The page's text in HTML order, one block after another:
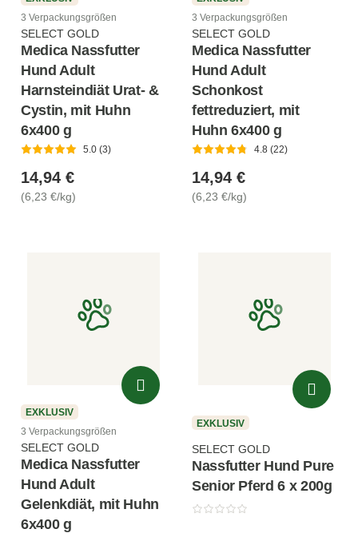
3 Verpackungsgrößen
SELECT GOLD
Medica Nassfutter
Hund Adult
Harnsteindiät Urat- &
Cystin, mit Huhn
6x400 g
5.0 (3)
14,94 €
(6,23 €/kg)
3 Verpackungsgrößen
SELECT GOLD
Medica Nassfutter
Hund Adult
Schonkost
fettreduziert, mit
Huhn 6x400 g
4.8 (22)
14,94 €
(6,23 €/kg)
EXKLUSIV
3 Verpackungsgrößen
SELECT GOLD
Medica Nassfutter
Hund Adult
Gelenkdiät, mit Huhn
6x400 g
EXKLUSIV
SELECT GOLD
Nassfutter Hund Pure
Senior Pferd 6 x 200g